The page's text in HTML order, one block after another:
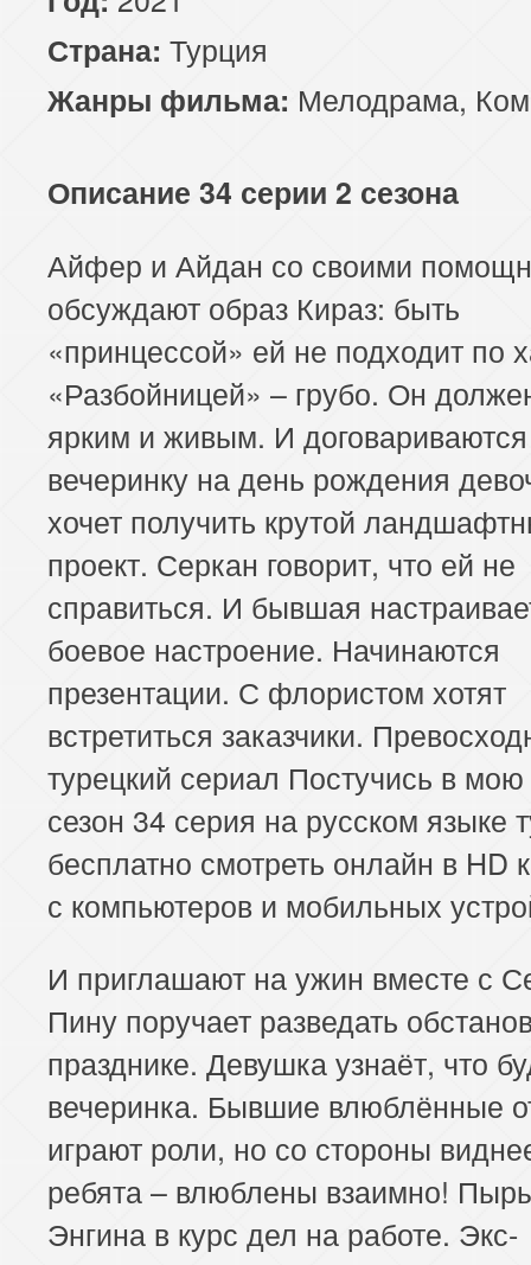
Страна: Турция
Жанры фильма: Мелодрама,
Описание 34 серии 2 сезона
Айфер и Айдан со своими
обсуждают образ Кираз: быть
«принцессой» ей не подходит по
«Разбойницей» – грубо. Он
ярким и живым. И договариваются
вечеринку на день рождения
хочет получить крутой
проект. Серкан говорит, что ей не
справиться. И бывшая
боевое настроение. Начинаются
презентации. С флористом хотят
встретиться заказчики.
турецкий сериал Постучись в
сезон 34 серия на русском языке
бесплатно смотреть онлайн в HD
с компьютеров и мобильных
И приглашают на ужин вместе с
Пину поручает разведать
празднике. Девушка узнаёт, что
вечеринка. Бывшие влюблённые
играют роли, но со стороны
ребята – влюблены взаимно!
Энгина в курс дел на работе. Экс-